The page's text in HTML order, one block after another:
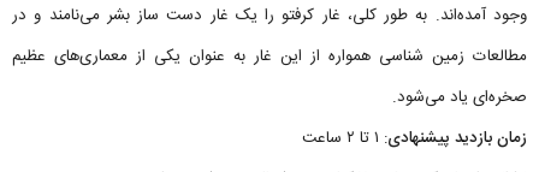
وجود آمده‌اند. به طور کلی، غار کرفتو را یک غار دست ساز بشر می‌نامند و در
مطالعات زمین شناسی همواره از این غار به عنوان یکی از معماری‌های عظیم
صخره‌ای یاد می‌شود.
زمان بازدید پیشنهادی: ۱ تا ۲ ساعت